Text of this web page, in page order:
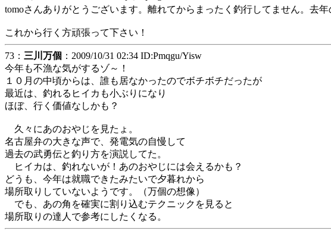
tomoさんありがとうございます。離れてからまったく釣行してません。
これから行く方頑張って下さい！
73： 三川万個 ：2009/10/31 02:34 ID:Pmqgu/Yisw
今年も不漁な気がするゾ～！
１０月の中頃からは、誰も居なかったのでボチボチだったが
最近は、釣れるヒイカも小ぶりになり
ほぼ、行く価値なしかも？
久々にあのおやじを見たょ。
名古屋弁の大きな声で、発電気の自慢して
過去の武勇伝と釣り方を演説してた。
ヒイカは、釣れないが！あのおやじには会えるかも？
どうも、今年は就職できたみたいで夕暮れから
場所取りしていないようです。（万個の想像）
でも、あの角を確実に割り込むテクニックを見ると
場所取りの達人で参考にしたくなる。